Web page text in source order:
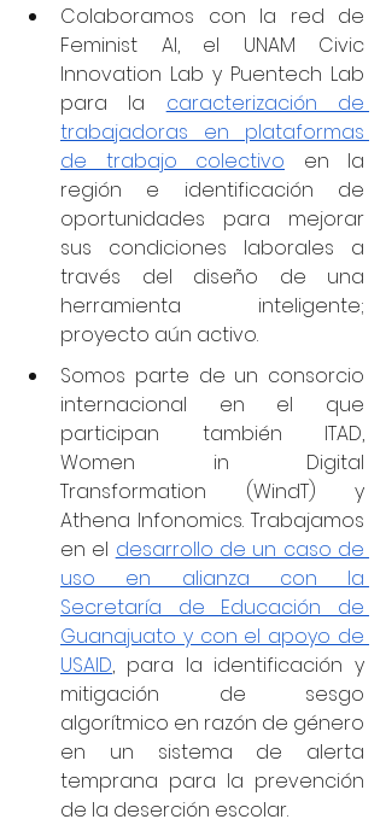
Colaboramos con la red de
Feminist AI, el UNAM Civic
Innovation Lab y Puentech Lab
para la caracterización de
trabajadoras en plataformas
de trabajo colectivo en la
región e identificación de
oportunidades para mejorar
sus condiciones laborales a
través del diseño de una
herramienta inteligente;
proyecto aún activo.
Somos parte de un consorcio
internacional en el que
participan también ITAD,
Women in Digital
Transformation (WindT) y
Athena Infonomics. Trabajamos
en el desarrollo de un caso de
uso en alianza con la
Secretaría de Educación de
Guanajuato y con el apoyo de
USAID, para la identificación y
mitigación de sesgo
algorítmico en razón de género
en un sistema de alerta
temprana para la prevención
de la deserción escolar.